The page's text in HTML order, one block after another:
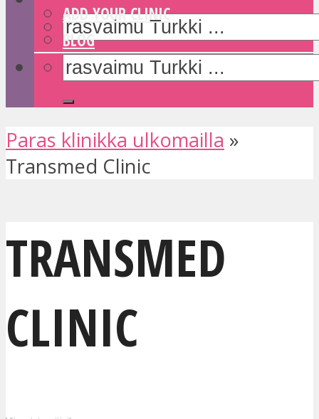
ADD YOUR CLINIC
BLOG
Paras klinikka ulkomailla »
Transmed Clinic
TRANSMED
CLINIC